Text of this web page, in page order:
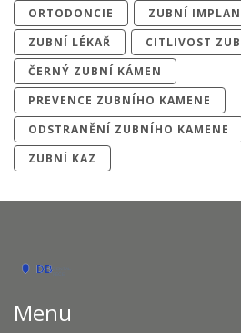
ORTODONCIE
ZUBNÍ
ZUBNÍ LÉKAŘ
CITLIVOST
ČERNÝ ZUBNÍ KÁMEN
PREVENCE ZUBNÍHO KAMENE
ODSTRANĚNÍ ZUBNÍHO KAMENE
ZUBNÍ KAZ
Menu